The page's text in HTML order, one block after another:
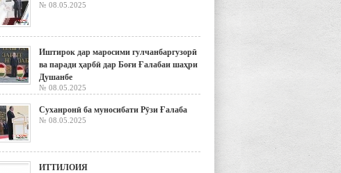
№ 08.05.2025
Иштирок дар маросими гулчанбаргузорӣ
ва паради ҳарбӣ дар Боғи Ғалабаи шаҳри
Душанбе
№ 08.05.2025
Суханронӣ ба муносибати Рӯзи Ғалаба
№ 08.05.2025
ИТТИЛОИЯ